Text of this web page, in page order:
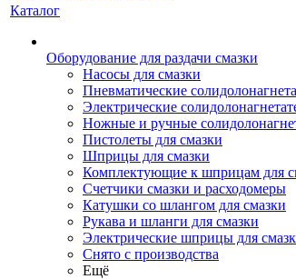
Каталог
Оборудование для раздачи смазки
Насосы для смазки
Пневматические
Электрические
Ножные и ручные
Пистолеты для смазки
Шприцы для смазки
Комплектующие к шприцам для
Счетчики смазки и расходомеры
Катушки со шлангом для смазки
Рукава и шланги для смазки
Электрические шприцы для
Снято с производства
Ещё